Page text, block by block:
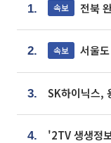
1. 속보 전북
2. 속보 서울
3.
4.